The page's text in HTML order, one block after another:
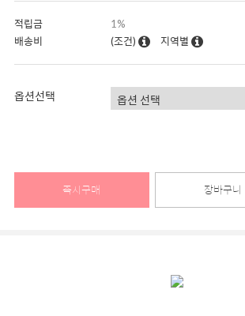
적립금
1%
배송비
(조건) 지역별
옵션선택
즉시구매 장바구니